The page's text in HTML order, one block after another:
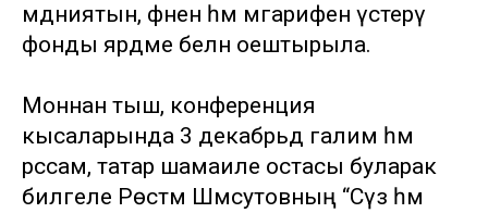
мәдәниятын, фәнен һәм мәгарифен үстерү
фонды ярдәме белән оештырыла.
Моннан тыш, конференция
кысаларында 3 декабрьдә галим һәм
рәссам, татар шамаиле остасы буларак
билгеле Рөстәм Шәмсутовның “Сүз һәм